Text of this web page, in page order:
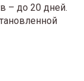
– до 20 дней.